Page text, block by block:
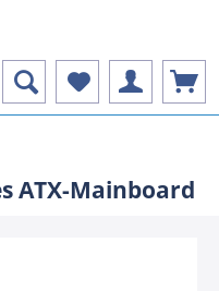
ATX-Mainboard